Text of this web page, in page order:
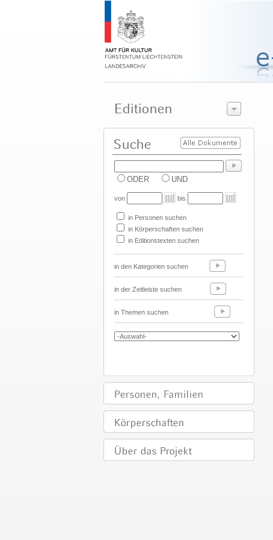
ODER UND
von bis
in Personen suchen
in Körperschaften suchen
in Editionstexten suchen
in den Kategorien suchen
in der Zeitleiste suchen
in Themen suchen